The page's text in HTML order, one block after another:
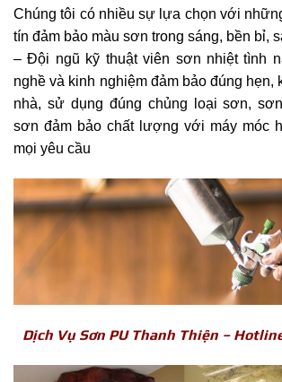
Chúng tôi có nhiều sự lựa chọn với
tín đảm bảo màu sơn trong sáng, bền bỉ,
– Đội ngũ kỹ thuật viên sơn nhiệt tình
nghề và kinh nghiệm đảm bảo đúng hẹn,
nhà, sử dụng đúng chủng loại sơn,
sơn đảm bảo chất lượng với máy móc
mọi yêu cầu
Dịch Vụ Sơn PU Thanh Thiện –